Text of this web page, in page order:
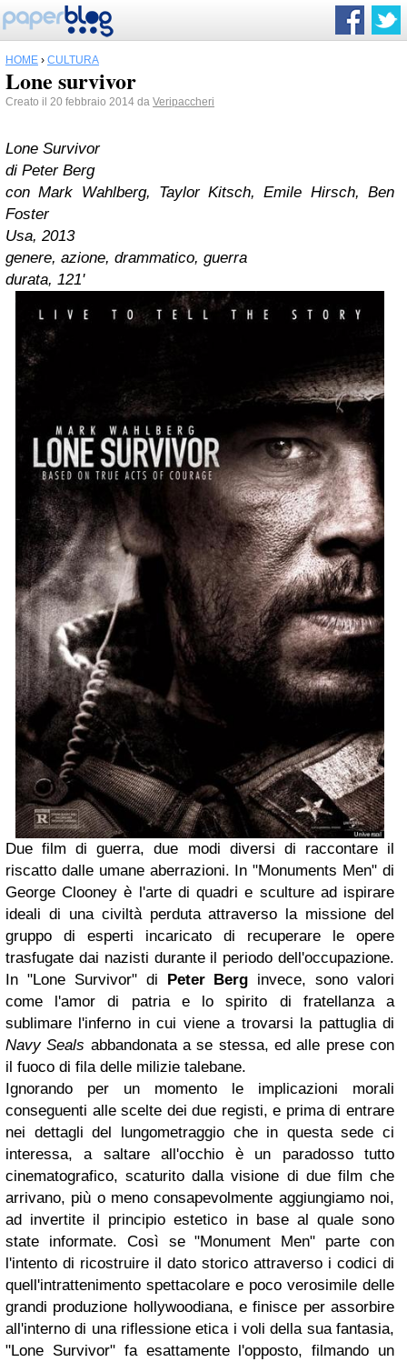
HOME › CULTURA
Lone survivor
Creato il 20 febbraio 2014 da Veripaccheri
Lone Survivor
di Peter Berg
conMark Wahlberg, Taylor Kitsch, Emile Hirsch, Ben
Foster
Usa, 2013
genere, azione, drammatico, guerra
durata, 121'
Due film di guerra, due modi diversi di raccontare il
riscatto dalle umane aberrazioni. In "Monuments Men" di
George Clooney è l'arte di quadri e sculture ad ispirare
ideali di una civiltà perduta attraverso la missione del
gruppo di esperti incaricato di recuperare le opere
trasfugate dai nazisti durante il periodo dell'occupazione.
In "Lone Survivor" di Peter Berg invece, sono valori
come l'amor di patria e lo spirito di fratellanza a
sublimare l'inferno in cui viene a trovarsi la pattuglia di
Navy Seals abbandonata a se stessa, ed alle prese con
il fuoco di fila delle milizie talebane.
Ignorando per un momento le implicazioni morali
conseguenti alle scelte dei due registi, e prima di entrare
nei dettagli del lungometraggio che in questa sede ci
interessa, a saltare all'occhio è un paradosso tutto
cinematografico, scaturito dalla visione di due film che
arrivano, più o meno consapevolmente aggiungiamo noi,
ad invertite il principio estetico in base al quale sono
state informate. Così se "Monument Men" parte con
l'intento di ricostruire il dato storico attraverso i codici di
quell'intrattenimento spettacolare e poco verosimile delle
grandi produzione hollywoodiana, e finisce per assorbire
all'interno di una riflessione etica i voli della sua fantasia,
"Lone Survivor" fa esattamente l'opposto, filmando un